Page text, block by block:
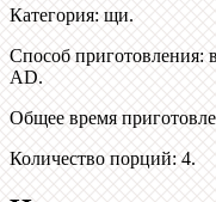
Категория:щи.
Способ приготовления:
AD.
Общее время
Количество порций: 4.